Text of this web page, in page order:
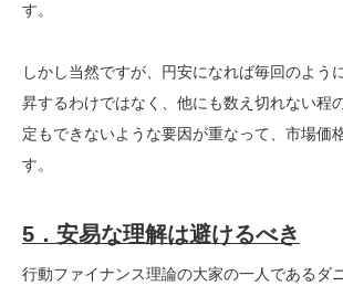
す。
しかし当然ですが、円安になれば毎回のよう
昇するわけではなく、他にも数え切れない程
定もできないような要因が重なって、市場価
す。
5．安易な理解は避けるべき
行動ファイナンス理論の大家の一人であるダ